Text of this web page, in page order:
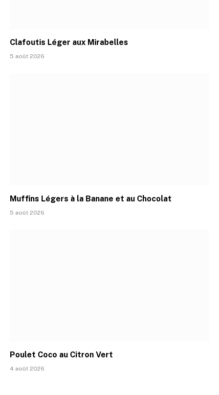
Clafoutis Léger aux Mirabelles
5 août 2026
Muffins Légers à la Banane et au Chocolat
5 août 2026
Poulet Coco au Citron Vert
4 août 2026